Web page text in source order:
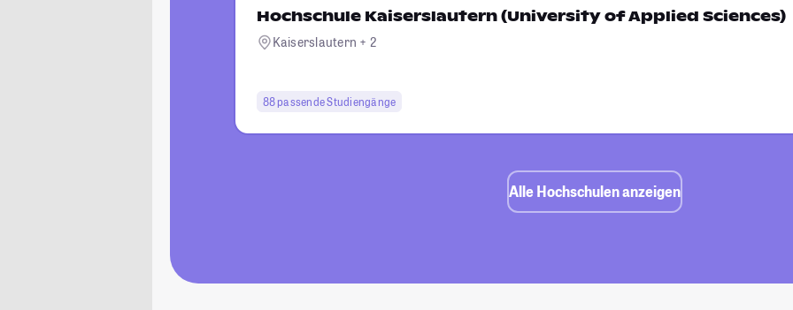
Hochschule Kaiserslautern (University of Applied Sciences)
Kaiserslautern + 2
88 passende Studiengänge
Alle Hochschulen anzeigen